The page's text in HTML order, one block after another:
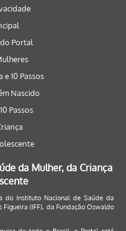
Portal
10 Passos
Nascido
Passos
da Mulher, da Criança
do Instituto Nacional de Saúde da
(IFF), da Fundação Oswaldo